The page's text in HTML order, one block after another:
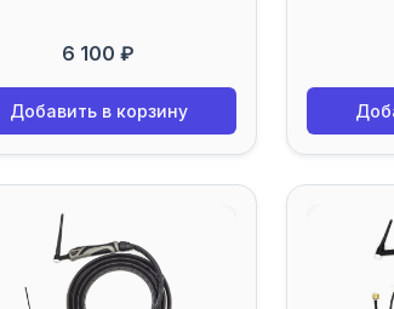
6 100 ₽
Добавить в корзину